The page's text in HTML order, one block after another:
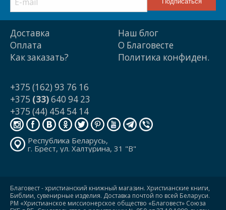
Доставка
Оплата
Как заказать?
Наш блог
О Благовесте
Политика конфиден.
+375 (162) 93 76 16
+375 (33)640 94 23
+375 (44) 454 54 14
Республика Беларусь,
г. Брест, ул. Халтурина, 31 "В"
Благовест - христианский книжный магазин. Христианские книги,
Библии, сувенирные изделия. Доставка почтой по всей Беларуси.
РМ «Христианское миссионерское общество «Благовест» Союза